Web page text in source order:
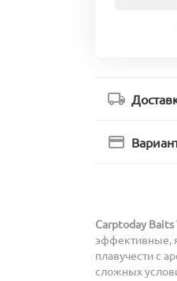
Carptoday
эффективные,
плавучести c
сложных